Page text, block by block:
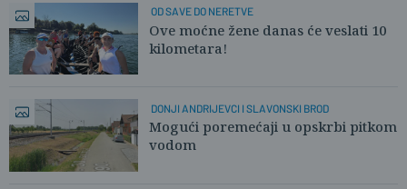
OD SAVE DO NERETVE
Ove moćne žene danas će veslati 10
kilometara!
DONJI ANDRIJEVCI I SLAVONSKI BROD
Mogući poremećaji u opskrbi pitkom
vodom